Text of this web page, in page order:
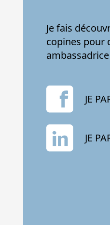
Je fais
copines pour
JE
JE